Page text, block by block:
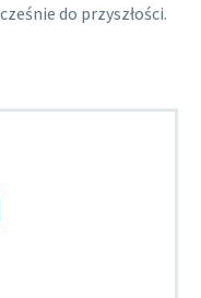
do przyszłości.